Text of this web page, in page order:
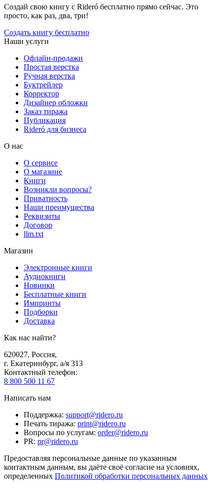
Создай свою книгу с Rideró бесплатно прямо сейчас. Это
просто, как раз, два, три!
Создать книгу бесплатно
Наши услуги
Офлайн-продажи
Простая верстка
Ручная верстка
Буктрейлер
Корректор
Дизайнер обложки
Заказ тиража
Публикация
Rideró для бизнеса
О нас
О сервисе
О магазине
Книги
Возникли вопросы?
Приватность
Наши преимущества
Реквизиты
Договор
llm.txt
Магазин
Электронные книги
Аудиокниги
Новинки
Бесплатные книги
Импринты
Подборки
Доставка
Как нас найти?
620027, Россия,
г. Екатеринбург, а/я 313
Контактный телефон:
8 800 500 11 67
Написать нам
Поддержка: support@ridero.ru
Печать тиража: print@ridero.ru
Вопросы по услугам: order@ridero.ru
PR: pr@ridero.ru
Предоставляя персональные данные по указанным
контактным данным, вы даёте своё согласие на условиях,
определенных Политикой обработки персональных данных